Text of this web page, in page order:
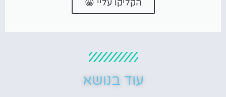
הקליקו עליי 😀
עוד בנושא